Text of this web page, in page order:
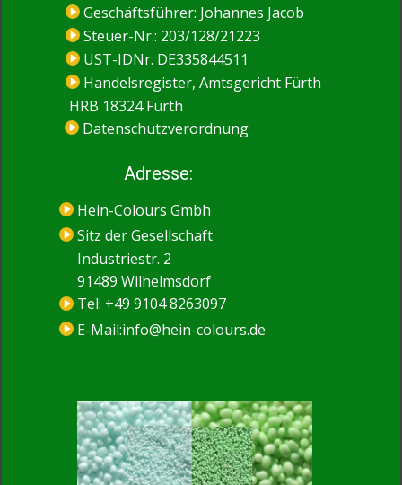
Geschäftsführer: Johannes Jacob
Steuer-Nr.: 203/128/21223
UST-IDNr. DE335844511
Handelsregister, Amtsgericht Fürth
HRB 18324 Fürth
Datenschutzverordnung
Adresse​:
Hein-Colours Gmbh
​Sitz der Gesellschaft
Industriestr. 2
91489 Wilhelmsdorf
Tel: +49 9104 8263097
E-Mail:info@hein-colours.de